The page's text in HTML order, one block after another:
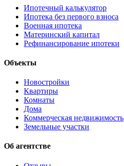
Ипотечный калькулятор
Ипотека без первого взноса
Военная ипотека
Материнский капитал
Рефинансирование ипотеки
Объекты
Новостройки
Квартиры
Комнаты
Дома
Коммерческая недвижимость
Земельные участки
Об агентстве